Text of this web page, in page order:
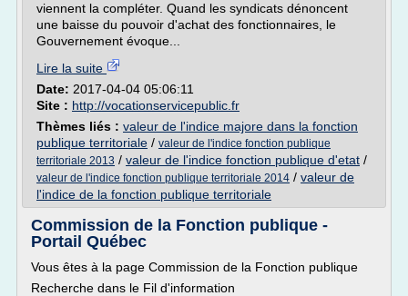
viennent la compléter. Quand les syndicats dénoncent
une baisse du pouvoir d'achat des fonctionnaires, le
Gouvernement évoque...
Lire la suite
Date: 2017-04-04 05:06:11
Site : http://vocationservicepublic.fr
Thèmes liés : valeur de l'indice majore dans la fonction
publique territoriale / valeur de l'indice fonction publique
territoriale 2013 / valeur de l'indice fonction publique d'etat /
valeur de l'indice fonction publique territoriale 2014 / valeur de
l'indice de la fonction publique territoriale
Commission de la Fonction publique -
Portail Québec
Vous êtes à la page Commission de la Fonction publique
Recherche dans le Fil d'information